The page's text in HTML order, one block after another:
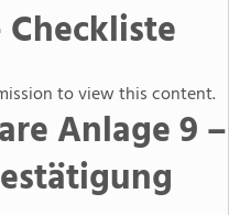
to view this content.
Anlage 9 –